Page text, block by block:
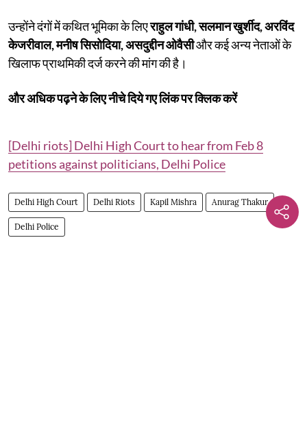
उन्होंने दंगों में कथित भूमिका के लिएराहुल गांधी, सलमान खुर्शीद, अरविंद
केजरीवाल, मनीष सिसोदिया, असदुद्दीन ओवैसीऔर कई अन्य नेताओं के
खिलाफ प्राथमिकी दर्ज करने की मांग की है।
और अधिक पढ़ने के लिए नीचे दिये गए लिंक पर क्लिक करें
[Delhi riots] Delhi High Court to hear from Feb 8
petitions against politicians, Delhi Police
Delhi High Court Delhi Riots Kapil Mishra Anurag Thakur
Delhi Police